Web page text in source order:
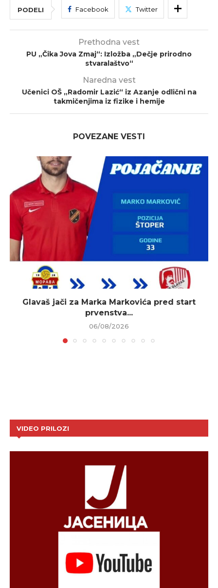
PODELI Facebook Twitter
Prethodna vest
PU „Čika Jova Zmaj“: Izložba „Dečje prirodno
stvaralaštvo“
Naredna vest
Učenici OŠ „Radomir Lazić“ iz Azanje odlični na
takmičenjima iz fizike i hemije
POVEZANE VESTI
Glavaš jači za Marka Markovića pred start
prvenstva...
06/08/2026
VIDEO PRILOZI